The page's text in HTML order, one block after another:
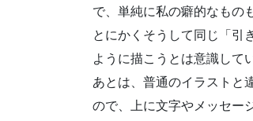
で、単純に私の癖的なもの
とにかくそうして同じ「引
ように描こうとは意識して
あとは、普通のイラストと
ので、上に文字やメッセー